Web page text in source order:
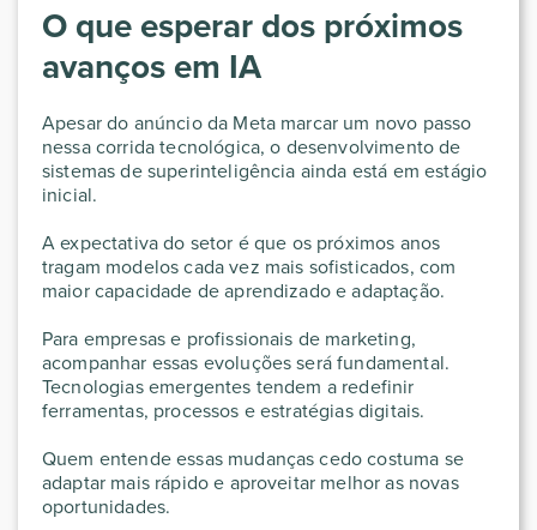
O que esperar dos próximos
avanços em IA
Apesar do anúncio da Meta marcar um novo passo
nessa corrida tecnológica, o desenvolvimento de
sistemas de superinteligência ainda está em estágio
inicial.
A expectativa do setor é que os próximos anos
tragam modelos cada vez mais sofisticados, com
maior capacidade de aprendizado e adaptação.
Para empresas e profissionais de marketing,
acompanhar essas evoluções será fundamental.
Tecnologias emergentes tendem a redefinir
ferramentas, processos e estratégias digitais.
Quem entende essas mudanças cedo costuma se
adaptar mais rápido e aproveitar melhor as novas
oportunidades.